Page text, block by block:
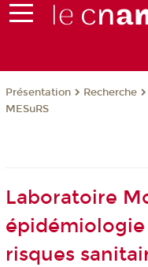
Présentation Recherche
MESuRS
Laboratoire
risques